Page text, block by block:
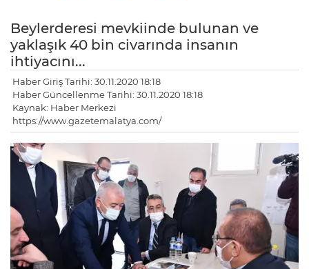
Beylerderesi mevkiinde bulunan ve
yaklaşık 40 bin civarında insanın
ihtiyacını...
Haber Giriş Tarihi: 30.11.2020 18:18
Haber Güncellenme Tarihi: 30.11.2020 18:18
Kaynak: Haber Merkezi
https://www.gazetemalatya.com/